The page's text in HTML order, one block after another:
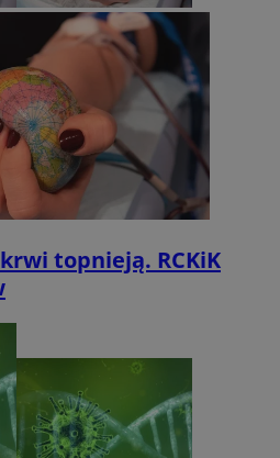
topnieją. RCKiK